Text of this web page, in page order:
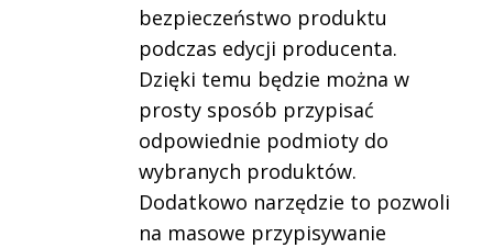
bezpieczeństwo produktu
podczas edycji producenta.
Dzięki temu będzie można w
prosty sposób przypisać
odpowiednie podmioty do
wybranych produktów.
Dodatkowo narzędzie to pozwoli
na masowe przypisywanie